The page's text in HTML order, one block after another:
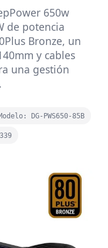
650w
de potencia
Bronze, un
y cables
una gestión
DG-PWS650-85B